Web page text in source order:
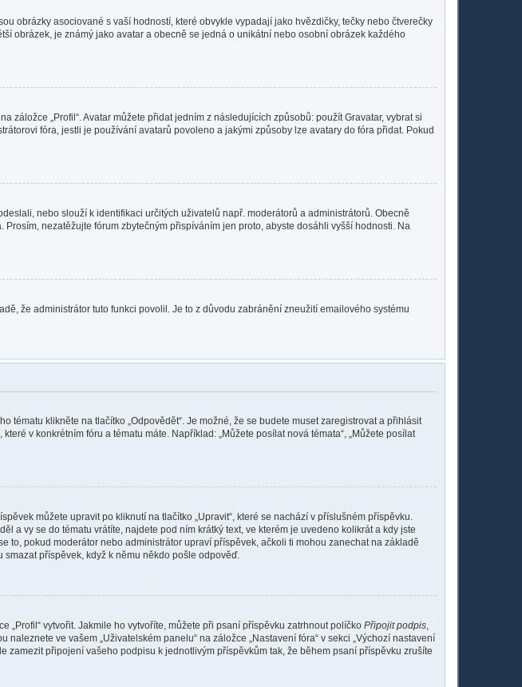
obrázky asociované s vaší hodností, které obvykle vypadají jako hvězdičky, tečky nebo čtverečky
obrázek, je známý jako avatar a obecně se jedná o unikátní nebo osobní obrázek každého
záložce „Profil“. Avatar můžete přidat jedním z následujících způsobů: použít Gravatar, vybrat si
fóra, jestli je používání avatarů povoleno a jakými způsoby lze avatary do fóra přidat. Pokud
nebo slouží k identifikaci určitých uživatelů např. moderátorů a administrátorů. Obecně
nezatěžujte fórum zbytečným přispíváním jen proto, abyste dosáhli vyšší hodnosti. Na
že administrátor tuto funkci povolil. Je to z důvodu zabránění zneužití emailového systému
tématu klikněte na tlačítko „Odpovědět“. Je možné, že se budete muset zaregistrovat a přihlásit
v konkrétním fóru a tématu máte. Například: „Můžete posílat nová témata“, „Můžete posílat
můžete upravit po kliknutí na tlačítko „Upravit“, které se nachází v příslušném příspěvku.
a vy se do tématu vrátíte, najdete pod ním krátký text, ve kterém je uvedeno kolikrát a kdy jste
pokud moderátor nebo administrátor upraví příspěvek, ačkoli ti mohou zanechat na základě
příspěvek, když k němu někdo pošle odpověď.
„Profil“ vytvořit. Jakmile ho vytvoříte, můžete při psaní příspěvku zatrhnout políčko Připojit podpis
ve vašem „Uživatelském panelu“ na záložce „Nastavení fóra“ v sekci „Výchozí nastavení
připojení vašeho podpisu k jednotlivým příspěvkům tak, že během psaní příspěvku zrušíte